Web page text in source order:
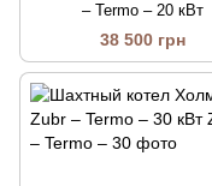
– Termo – 20 кВт
38 500 грн